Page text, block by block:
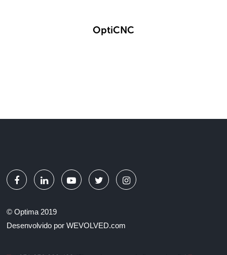
OptiCNC
© Optima 2019
Desenvolvido porWEVOLVED.com